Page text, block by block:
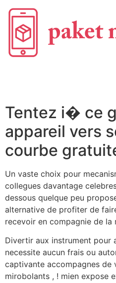
Tentez i� ce
appareil vers
courbe
Un vaste choix pour
collegues davantage
dessous quelque peu
alternative de profiter de
recevoir en compagnie de la
Divertir aux instrument pour
necessite aucun frais ou
captivante accompagnes de
mirobolants , ! mien expose